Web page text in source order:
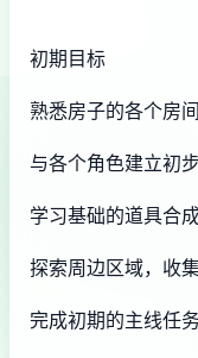
初期目标
熟悉房子的各个房
与各个角色建立初
学习基础的道具合
探索周边区域，收
完成初期的主线任